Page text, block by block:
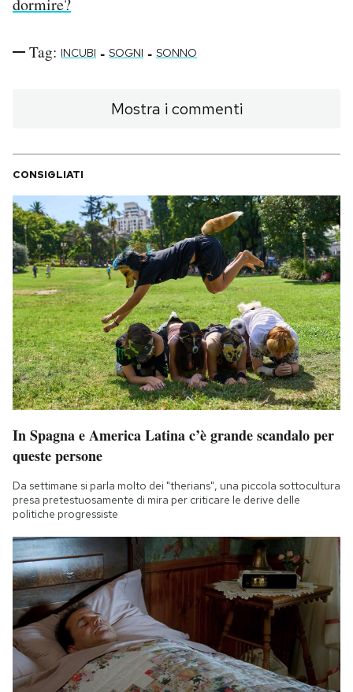
dormire?
Tag: INCUBI - SOGNI - SONNO
Mostra i commenti
CONSIGLIATI
In Spagna e America Latina c’è grande scandalo per
queste persone
Da settimane si parla molto dei "therians", una piccola sottocultura
presa pretestuosamente di mira per criticare le derive delle
politiche progressiste